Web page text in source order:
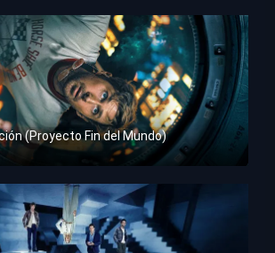
(Proyecto Fin del Mundo)